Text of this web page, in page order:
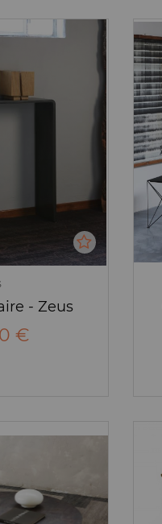
- Zeus
€